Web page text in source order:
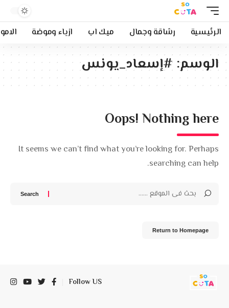
الرئيسية رشاقة وجمال ميك اب ازياء وموضة
الوسم: #إسعاد_يونس
Oops! Nothing here
It seems we can’t find what you’re looking for. Perhaps
searching can help.
Return to Homepage
Follow US